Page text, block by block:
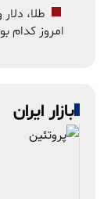
طلا،
امروز کدام
بازار ایران